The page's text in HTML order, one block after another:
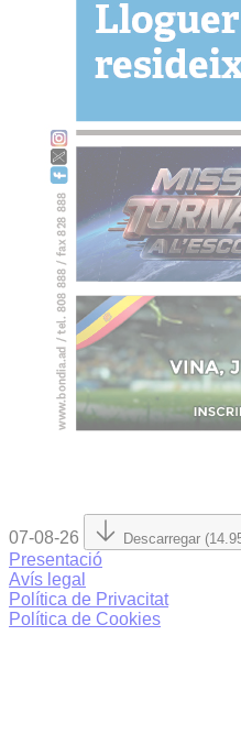
07-08-26 Descarregar
Presentació
Avís legal
Política de Privacitat
Política de Cookies